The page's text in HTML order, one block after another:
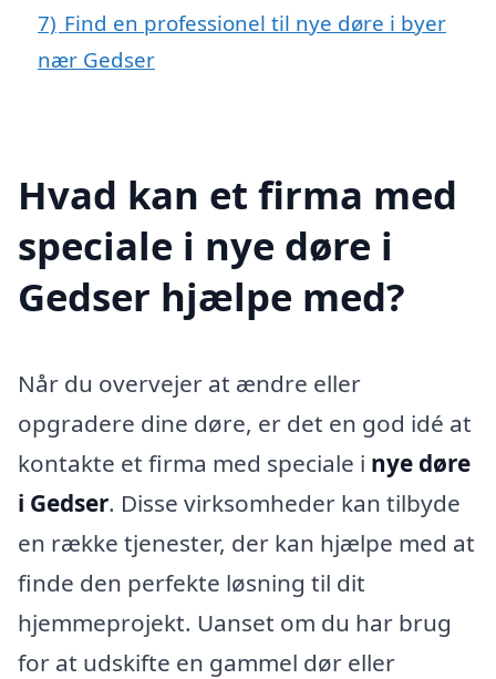
7) Find en professionel til nye døre i byer
nær Gedser
Hvad kan et firma med
speciale i nye døre i
Gedser hjælpe med?
Når du overvejer at ændre eller
opgradere dine døre, er det en god idé at
kontakte et firma med speciale i nye døre
i Gedser. Disse virksomheder kan tilbyde
en række tjenester, der kan hjælpe med at
finde den perfekte løsning til dit
hjemmeprojekt. Uanset om du har brug
for at udskifte en gammel dør eller